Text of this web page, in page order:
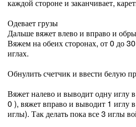
каждой стороне и заканчивает,
Одевает грузы
Дальше вяжет влево и вправо и
Вяжем на обеих сторонах, от 0 до
иглах.
Обнулить счетчик и ввести белую
Вяжет налево и выводит одну иглу
0 ), вяжет вправо и выводит 1 иглу
иглы). Так делать пока все 3 иглы